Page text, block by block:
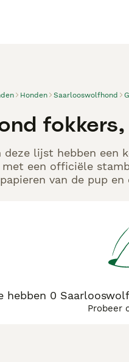
Honden Saarlooswolfhond
deze lijst hebben
met een officiële
van de pup
hebben 0
Probeer